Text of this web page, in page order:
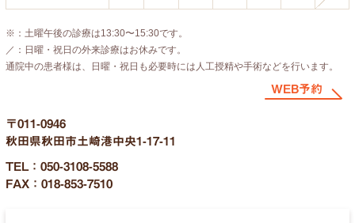
※：土曜午後の診療は13:30〜15:30です。
／：日曜・祝日の外来診療はお休みです。
通院中の患者様は、日曜・祝日も必要時には人工授精や手術などを行います。
WEB予約
〒011-0946
秋田県秋田市土崎港中央1-17-11
TEL：050-3108-5588
FAX：018-853-7510